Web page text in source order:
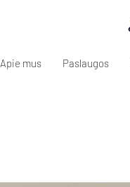
Apie mus Paslaugos